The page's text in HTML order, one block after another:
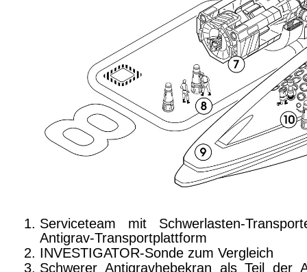
Serviceteam mit Schwerlasten-
Antigrav-Transportplattform
INVESTIGATOR-Sonde zum Vergleich
Schwerer Antigravhebekran als Teil der